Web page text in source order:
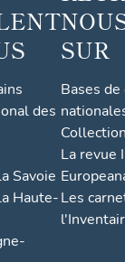
des
Savoie
Haute-
SUR
Bases
La revue
Les